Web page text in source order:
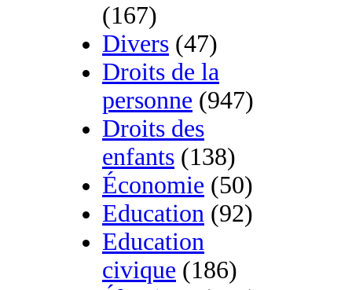
(167)
Divers (47)
Droits de la
personne (947)
Droits des
enfants (138)
Économie (50)
Education (92)
Education
civique (186)